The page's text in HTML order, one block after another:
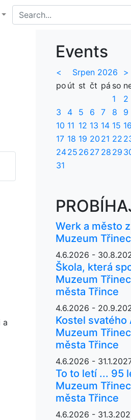
a
Events
< Srpen 2026
>
po út st čt pá so
1
2
3
4 5 6 7 8
9
10 11 12 13 14 15 16
17 18 19 20 21 22
2425 26 27 28 29
31
Werk a město
Muzeum
4.6.2026 -
Škola, která
Muzeum
města Třince
4.6.2026 -
Kostel
Muzeum
města Třince
4.6.2026 -
To to letí ... 95
Muzeum
města Třince
4.6.2026 -